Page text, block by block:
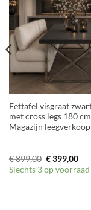
Eettafel visgraat
met cross legs 180
Magazijn leegverkoop
€899,00
was:
€399,00
prijs
is:
Slechts 3 op voorraad